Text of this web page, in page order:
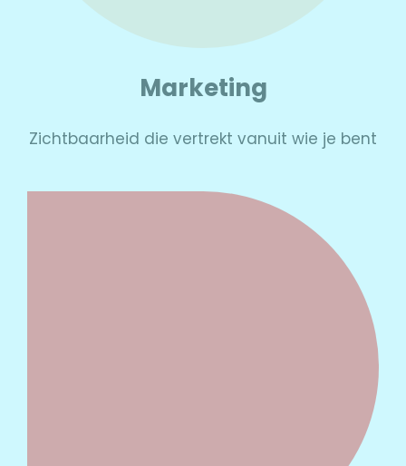
Marketing
Zichtbaarheid die vertrekt vanuit wie je bent